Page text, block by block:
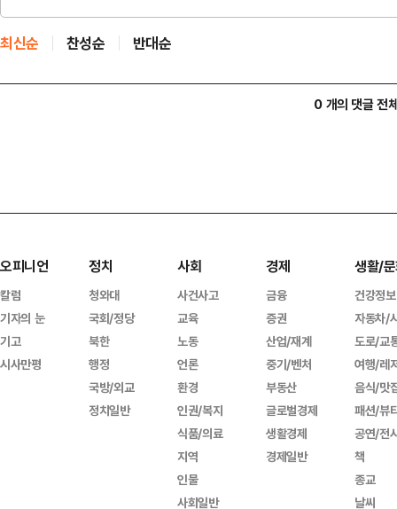
최신순 찬성순 반대순
0 개의 댓글 전
오피니언
칼럼
기자의 눈
기고
시사만평
정치
청와대
국회/정당
북한
행정
국방/외교
정치일반
사회
사건사고
교육
노동
언론
환경
인권/복지
식품/의료
지역
인물
사회일반
경제
금융
증권
산업/재계
중기/벤처
부동산
글로벌경제
생활경제
경제일반
생활/
건강정보
자동차/
도로/교
여행/레
음식/맛
패션/뷰
공연/전
책
종교
날씨